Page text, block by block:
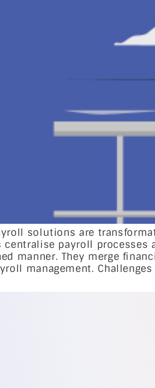
solutions are
centralise payroll processes
manner. They merge
management.